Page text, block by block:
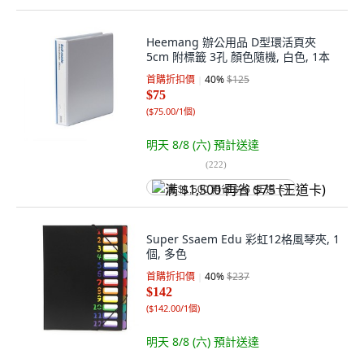
Heemang 辦公用品 D型環活頁夾
5cm 附標籤 3孔 顏色隨機, 白色, 1本
首購折扣價 40%$125
$75
($75.00/1個)
明天 8/8 (六) 預計送達
(222)
满 $1,500 再省 $75 (王道卡)
Super Ssaem Edu 彩虹12格風琴夾, 1
個, 多色
首購折扣價 40%$237
$142
($142.00/1個)
明天 8/8 (六) 預計送達